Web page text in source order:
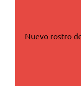
Nuevo rostro